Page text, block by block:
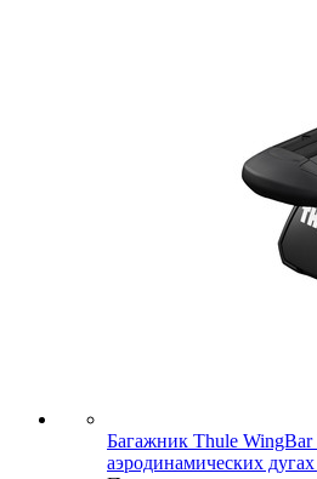
Багажник Thule WingBar
аэродинамических